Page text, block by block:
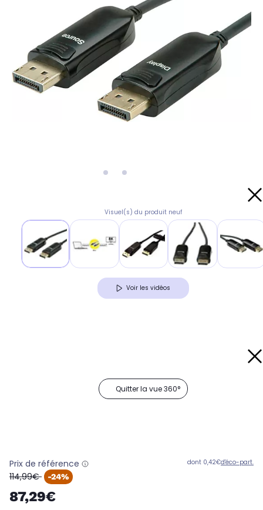
Visuel(s) du produit neuf
Voir les vidéos
Quitter la vue 360°
Prix de référence
oldPrice
114,99€ -24%
87,29€
dont 0,42€d'éco-part.